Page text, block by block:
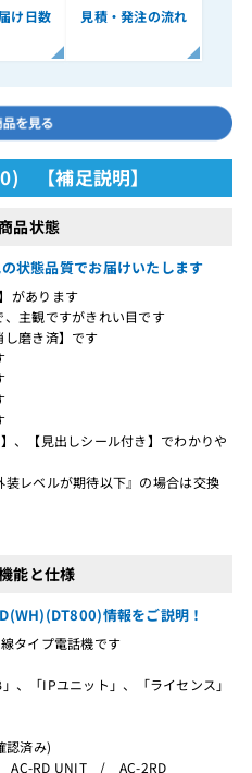
け日数 見積・発注の流れ
【補足説明】
品状態
状態品質でお届けいたします
があります
主観ですがきれい目です
磨き済】です
、【見出しシール付き】でわかりや
レベルが期待以下』の場合は交換
能と仕様
情報をご説明！
タイプ電話機です
、「IPユニット」、「ライセンス」
認済み)
AC-RD UNIT / AC-2RD